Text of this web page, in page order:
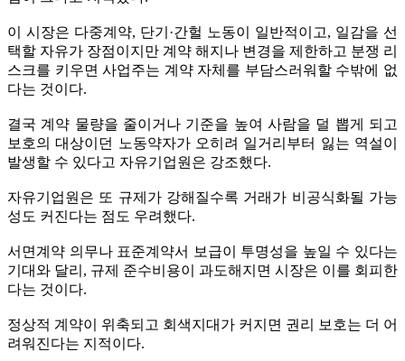
이 시장은 다중계약, 단기·간헐 노동이 일반적이고, 일감을 선
택할 자유가 장점이지만 계약 해지나 변경을 제한하고 분쟁 리
스크를 키우면 사업주는 계약 자체를 부담스러워할 수밖에 없
다는 것이다.
결국 계약 물량을 줄이거나 기준을 높여 사람을 덜 뽑게 되고
보호의 대상이던 노동약자가 오히려 일거리부터 잃는 역설이
발생할 수 있다고 자유기업원은 강조했다.
자유기업원은 또 규제가 강해질수록 거래가 비공식화될 가능
성도 커진다는 점도 우려했다.
서면계약 의무나 표준계약서 보급이 투명성을 높일 수 있다는
기대와 달리, 규제 준수비용이 과도해지면 시장은 이를 회피한
다는 것이다.
정상적 계약이 위축되고 회색지대가 커지면 권리 보호는 더 어
려워진다는 지적이다.